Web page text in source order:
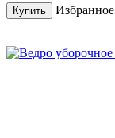
Купить Избранное